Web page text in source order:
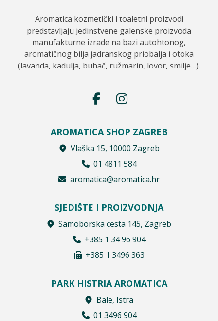
Aromatica kozmetički i toaletni proizvodi
predstavljaju jedinstvene galenske proizvoda
manufakturne izrade na bazi autohtonog,
aromatičnog bilja jadranskog priobalja i otoka
(lavanda, kadulja, buhač, ružmarin, lovor, smilje…).
AROMATICA SHOP ZAGREB
Vlaška 15, 10000 Zagreb
01 4811 584
aromatica@aromatica.hr
SJEDIŠTE I PROIZVODNJA
Samoborska cesta 145, Zagreb
+385 1 34 96 904
+385 1 3496 363
PARK HISTRIA AROMATICA
Bale, Istra
01 3496 904